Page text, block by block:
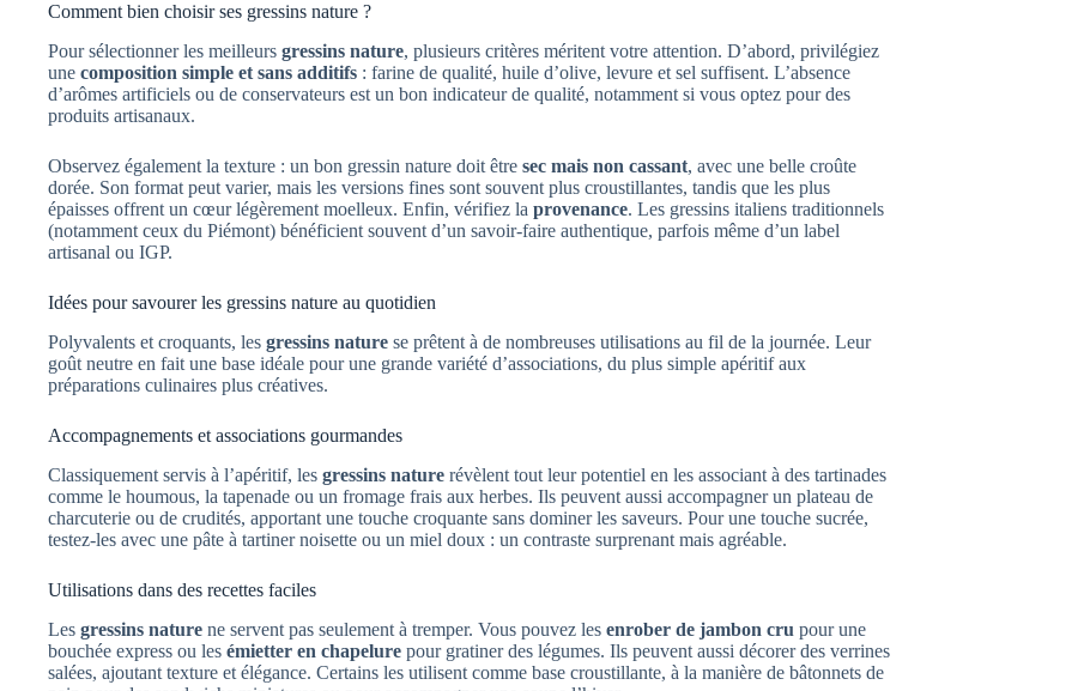
Comment bien choisir ses gressins nature ?
Pour sélectionner les meilleurs gressins nature, plusieurs critères méritent votre attention. D’abord, privilégiez
une composition simple et sans additifs : farine de qualité, huile d’olive, levure et sel suffisent. L’absence
d’arômes artificiels ou de conservateurs est un bon indicateur de qualité, notamment si vous optez pour des
produits artisanaux.
Observez également la texture : un bon gressin nature doit être sec mais non cassant, avec une belle croûte
dorée. Son format peut varier, mais les versions fines sont souvent plus croustillantes, tandis que les plus
épaisses offrent un cœur légèrement moelleux. Enfin, vérifiez la provenance. Les gressins italiens traditionnels
(notamment ceux du Piémont) bénéficient souvent d’un savoir-faire authentique, parfois même d’un label
artisanal ou IGP.
Idées pour savourer les gressins nature au quotidien
Polyvalents et croquants, les gressins nature se prêtent à de nombreuses utilisations au fil de la journée. Leur
goût neutre en fait une base idéale pour une grande variété d’associations, du plus simple apéritif aux
préparations culinaires plus créatives.
Accompagnements et associations gourmandes
Classiquement servis à l’apéritif, les gressins nature révèlent tout leur potentiel en les associant à des tartinades
comme le houmous, la tapenade ou un fromage frais aux herbes. Ils peuvent aussi accompagner un plateau de
charcuterie ou de crudités, apportant une touche croquante sans dominer les saveurs. Pour une touche sucrée,
testez-les avec une pâte à tartiner noisette ou un miel doux : un contraste surprenant mais agréable.
Utilisations dans des recettes faciles
Les gressins nature ne servent pas seulement à tremper. Vous pouvez les enrober de jambon cru pour une
bouchée express ou les émietter en chapelure pour gratiner des légumes. Ils peuvent aussi décorer des verrines
salées, ajoutant texture et élégance. Certains les utilisent comme base croustillante, à la manière de bâtonnets de